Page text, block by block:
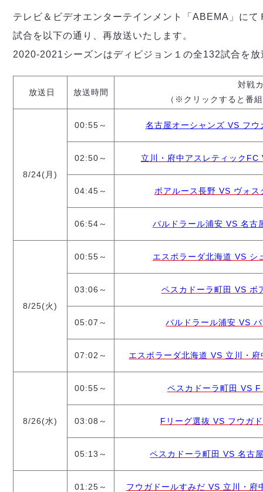
順位表
戦績表
警告・退場・出場停止選手
個人ランキング｜シュート
個人ランキング｜シュート成功率
個人ランキング｜第2PK
メットライフ生命Ｆリーグカップ 2026
試合日程・結果
アリーナ情報
シュライカー大阪
ボルクバレット北九州
バサジィ大分
マルバ水戸FC
Y．S．C．C．横浜
ヴィンセドール白山
大会概要
リーグ要項
クラブライセンス関連
過去の試合記録
ディビジョン1 試合記録
ディビジョン2 試合記録
Ｆリーグカップ 試合記録
リーグ統計データ
選手の通算記録（Ｆ１）
エスポラーダ北海道
バルドラール浦安
フウガドールすみだ
しながわシティ
立川アスレティックFC
ペスカドーラ町田
湘南ベルマーレ
ボアルース長野
名古屋オーシャンズ
シュライカー大阪
ボルクバレット北九州
バサジィ大分
選手の通算記録（Ｆ２）
プロジェクト PROJECT
ABeam AWARD
DIVISION 01
FOLLOW US!
テレビ＆ビデオエンターテインメント「ABEMA」に
試合を以下の通り、再放送いたします。
2020-2021シーズンはディビジョン１の全132試合を
放送日 放送時間
対戦
（※クリックすると番
8/24(月)
00:55～ 名古屋オーシャンズ VS フ
02:50～ 立川・府中アスレティック
04:45～ ボアルース長野 VS ヴォ
06:54～ バルドラール浦安 VS 名
8/25(火)
00:55～ エスポラーダ北海道 VS
03:06～ ペスカドーラ町田 VS
05:07～ バルドラール浦安 VS
07:02～ エスポラーダ北海道 VS 立川・
8/26(水)
00:55～ ペスカドーラ町田 VS
03:08～ Fリーグ選抜 VS フウガ
05:13～ ペスカドーラ町田 VS 名古
01:25～ フウガドールすみだ VS 立川・